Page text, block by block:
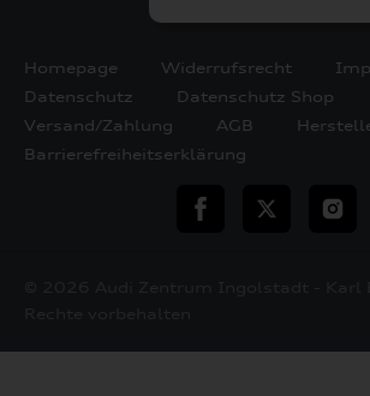
Homepage Widerrufsrecht
Datenschutz
Datenschutz Shop
Versand/Zahlung
AGB
Barrierefreiheitserklärung
teilen Twitter